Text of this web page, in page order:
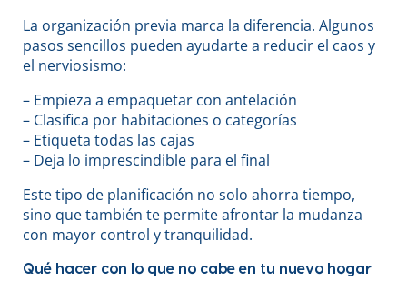
La organización previa marca la diferencia. Algunos
pasos sencillos pueden ayudarte a reducir el caos y
el nerviosismo:
– Empieza a empaquetar con antelación
– Clasifica por habitaciones o categorías
– Etiqueta todas las cajas
– Deja lo imprescindible para el final
Este tipo de planificación no solo ahorra tiempo,
sino que también te permite afrontar la mudanza
con mayor control y tranquilidad.
Qué hacer con lo que no cabe en tu nuevo hogar